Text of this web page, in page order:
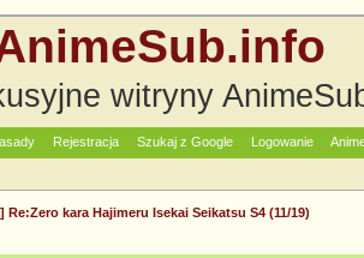
witryny
Rejestracja Szukaj z Google Logowanie
Re:Zero kara Hajimeru Isekai Seikatsu S4 (11/19)